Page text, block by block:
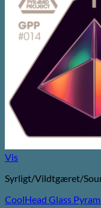
Vis
Syrligt/Vildtgæret/
CoolHead Glass